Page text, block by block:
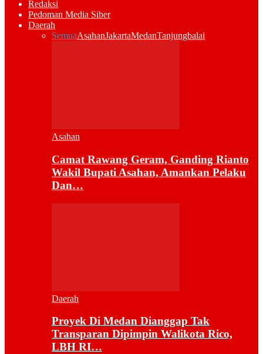
Redaksi
Pedoman Media Siber
Daerah
SemuaAsahanJakartaMedanTanjungbalai
Asahan
Camat Rawang Geram, Ganding Rianto
Wakil Bupati Asahan, Amankan Pelaku
Dan…
Daerah
Proyek Di Medan Dianggap Tak
Transparan Dipimpin Walikota Rico,
LBH RI…